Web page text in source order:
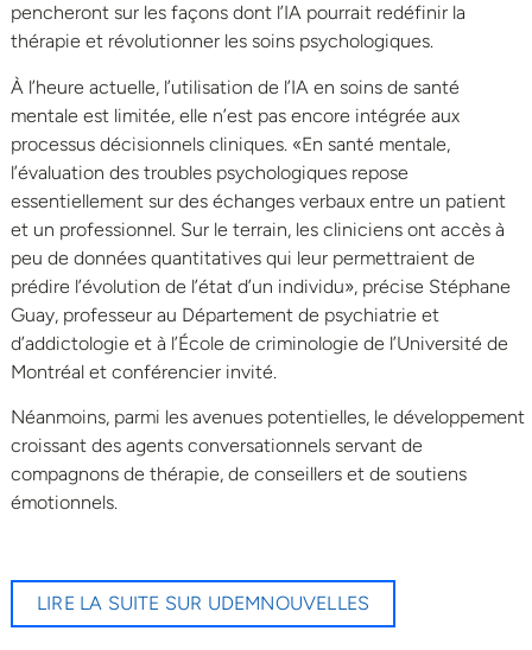
pencheront sur les façons dont l’IA pourrait redéfinir la
thérapie et révolutionner les soins psychologiques.
À l’heure actuelle, l’utilisation de l’IA en soins de santé
mentale est limitée, elle n’est pas encore intégrée aux
processus décisionnels cliniques. «En santé mentale,
l’évaluation des troubles psychologiques repose
essentiellement sur des échanges verbaux entre un patient
et un professionnel. Sur le terrain, les cliniciens ont accès à
peu de données quantitatives qui leur permettraient de
prédire l’évolution de l’état d’un individu», précise Stéphane
Guay, professeur au Département de psychiatrie et
d’addictologie et à l’École de criminologie de l’Université de
Montréal et conférencier invité.
Néanmoins, parmi les avenues potentielles, le développement
croissant des agents conversationnels servant de
compagnons de thérapie, de conseillers et de soutiens
émotionnels.
LIRE LA SUITE SUR UDEMNOUVELLES